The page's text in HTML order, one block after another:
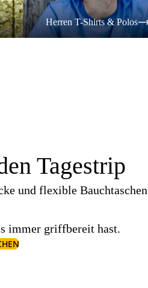
Herren T-Shirts & Polos
Tagestrip
und flexible Bauchtaschen
immer griffbereit hast.